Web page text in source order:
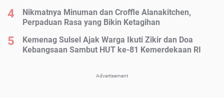
Nikmatnya Minuman dan Croffle Alanakitchen,
Perpaduan Rasa yang Bikin Ketagihan
Kemenag Sulsel Ajak Warga Ikuti Zikir dan Doa
Kebangsaan Sambut HUT ke-81 Kemerdekaan RI
Advertisement